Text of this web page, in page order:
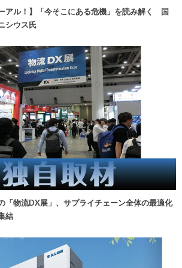
アル！】「今そこにある危機」を読み解く 国
シウス氏
「物流DX展」、サプライチェーン全体の最適化
結